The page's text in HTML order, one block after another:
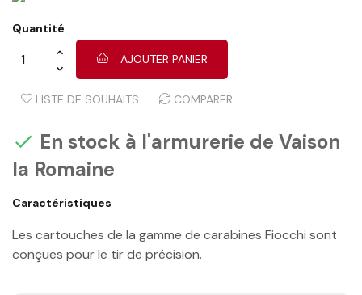
Quantité
AJOUTER PANIER
LISTE DE SOUHAITS COMPARER
 En stock à l'armurerie de Vaison
la Romaine
Caractéristiques
Les cartouches de la gamme de carabines Fiocchi sont
conçues pour le tir de précision.